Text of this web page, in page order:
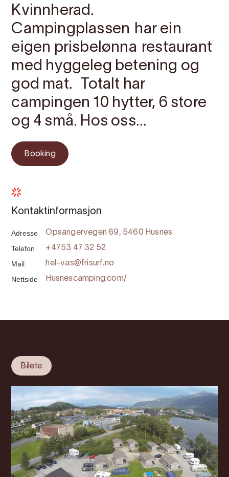
Kvinnherad.
Campingplassen har ein
eigen prisbelønna restaurant
med hyggeleg betening og
god mat. Totalt har
campingen 10 hytter, 6 store
og 4 små. Hos oss...
Booking
Kontaktinformasjon
Adresse Opsangervegen 69, 5460 Husnes
Telefon +4753 47 32 52
Mail hel-vas@frisurf.no
Nettside Husnescamping.com/
Bilete